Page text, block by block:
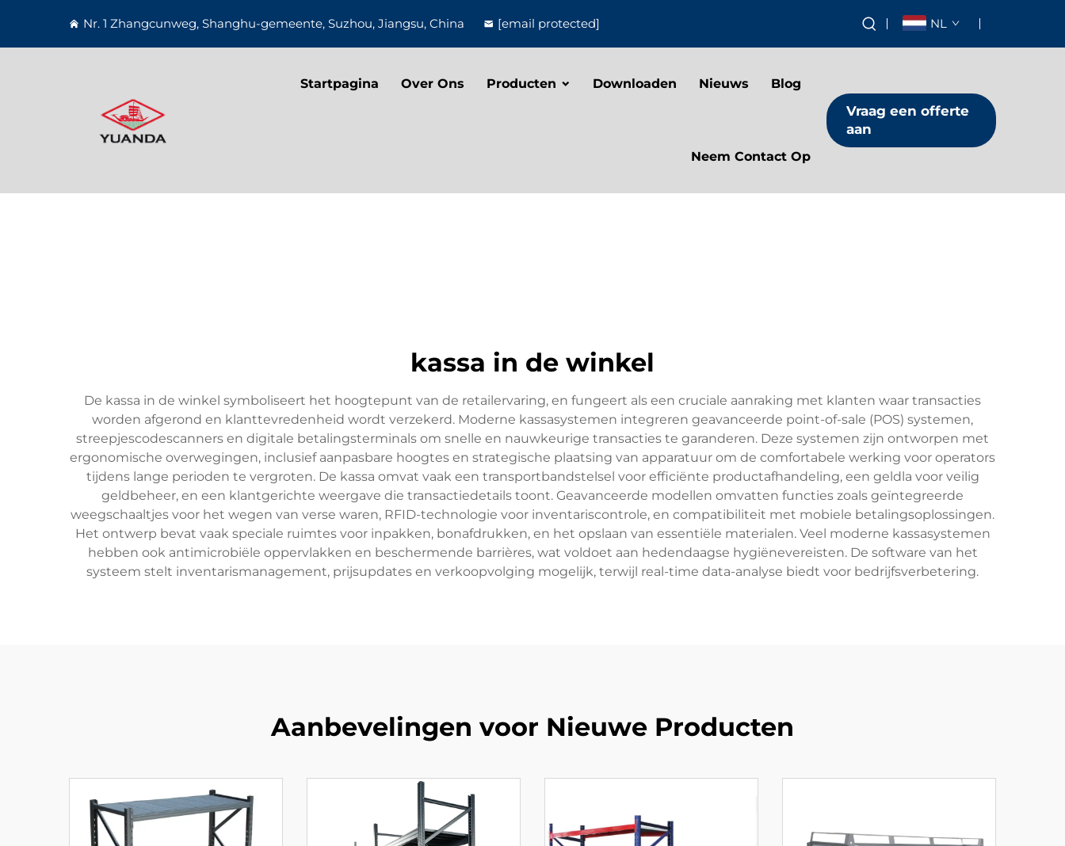
Nr. 1 Zhangcunweg, Shanghu-gemeente, Suzhou, Jiangsu, China [email protected] NL
Startpagina Over Ons Producten Downloaden Nieuws Blog
Neem Contact Op
Vraag een offerte
aan
kassa in de winkel
De kassa in de winkel symboliseert het hoogtepunt van de retailervaring, en fungeert als een cruciale aanraking met klanten waar transacties
worden afgerond en klanttevredenheid wordt verzekerd. Moderne kassasystemen integreren geavanceerde point-of-sale (POS) systemen,
streepjescodescanners en digitale betalingsterminals om snelle en nauwkeurige transacties te garanderen. Deze systemen zijn ontworpen met
ergonomische overwegingen, inclusief aanpasbare hoogtes en strategische plaatsing van apparatuur om de comfortabele werking voor operators
tijdens lange perioden te vergroten. De kassa omvat vaak een transportbandstelsel voor efficiënte productafhandeling, een geldla voor veilig
geldbeheer, en een klantgerichte weergave die transactiedetails toont. Geavanceerde modellen omvatten functies zoals geïntegreerde
weegschaaltjes voor het wegen van verse waren, RFID-technologie voor inventariscontrole, en compatibiliteit met mobiele betalingsoplossingen.
Het ontwerp bevat vaak speciale ruimtes voor inpakken, bonafdrukken, en het opslaan van essentiële materialen. Veel moderne kassasystemen
hebben ook antimicrobiële oppervlakken en beschermende barrières, wat voldoet aan hedendaagse hygiënevereisten. De software van het
systeem stelt inventarismanagement, prijsupdates en verkoopvolging mogelijk, terwijl real-time data-analyse biedt voor bedrijfsverbetering.
Aanbevelingen voor Nieuwe Producten